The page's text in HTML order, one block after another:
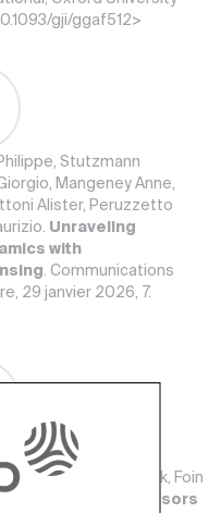
gji/ggaf512>
Stutzmann
Mangeney Anne,
Alister, Peruzzetto
Unraveling
with
. Communications
29 janvier 2026, 7.
Anthony, Ménard
Boudin Frédérick, Foin
geophysical sensors